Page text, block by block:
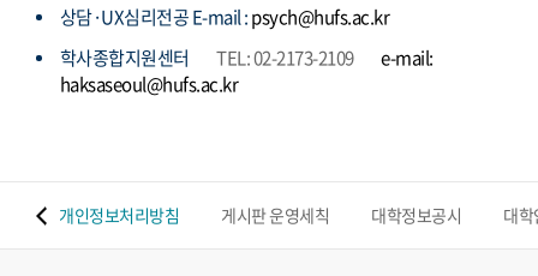
상담·UX심리전공 E-mail :psych@hufs.ac.kr
학사종합지원센터
TEL: 02-2173-2109
e-mail:
haksaseoul@hufs.ac.kr
개인정보처리방침 게시판 운영세칙 대학정보공시 대